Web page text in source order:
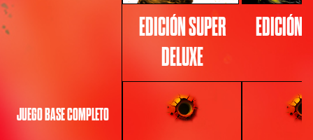
JUEGO BASE COMPLETO
EDICIÓN SUPER
DELUXE
EDICIÓN